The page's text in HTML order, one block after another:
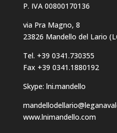
P. IVA 00800170136
via Pra Magno, 8
23826 Mandello del Lario
Tel. +39 0341.730355
Fax +39 0341.1880192
Skype: lni.mandello
www.lnimandello.com